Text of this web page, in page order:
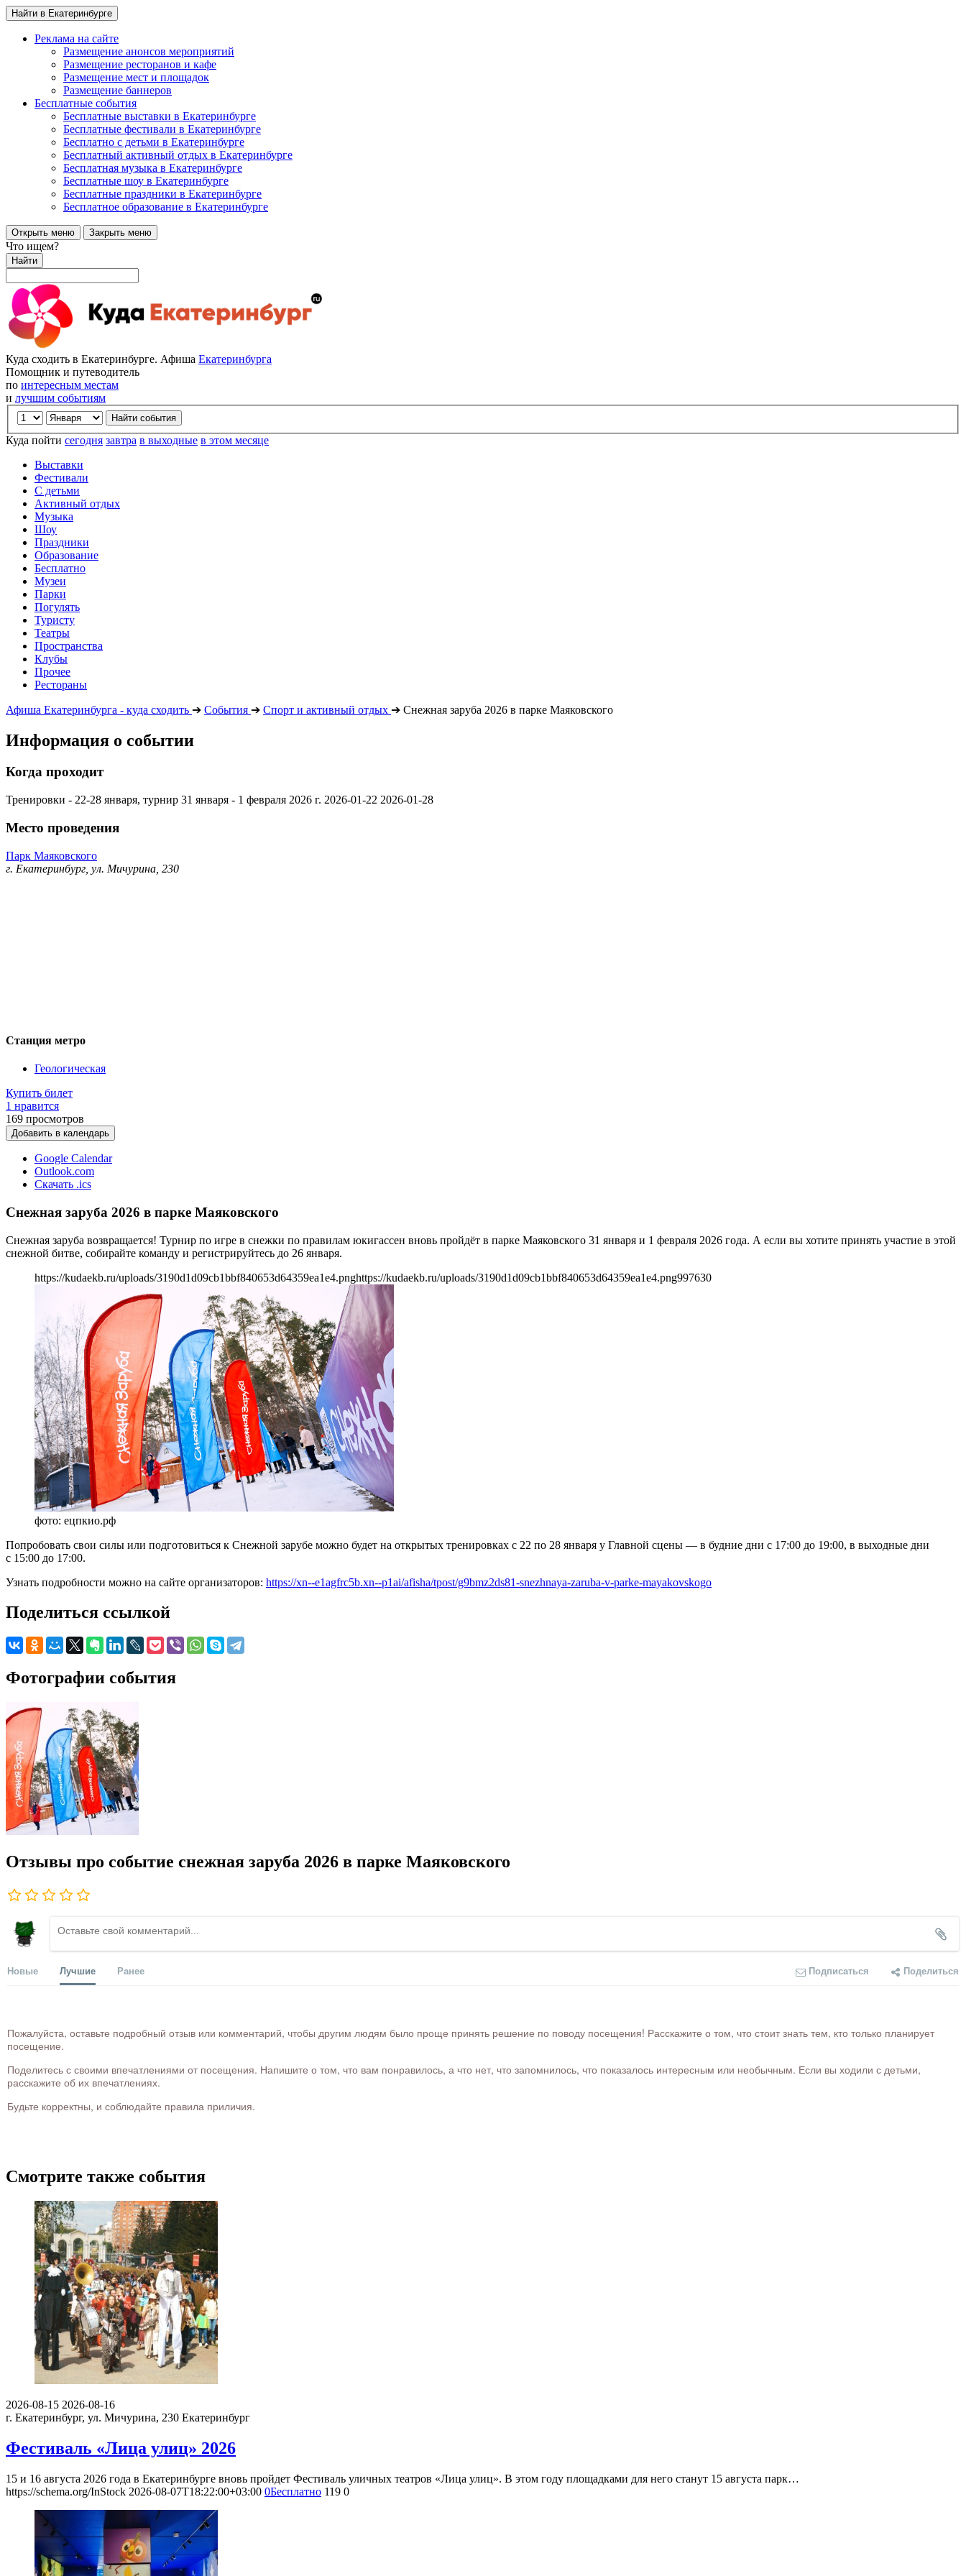
Найти в Екатеринбурге
Реклама на сайте
Размещение анонсов мероприятий
Размещение ресторанов и кафе
Размещение мест и площадок
Размещение баннеров
Бесплатные события
Бесплатные выставки в Екатеринбурге
Бесплатные фестивали в Екатеринбурге
Бесплатно с детьми в Екатеринбурге
Бесплатный активный отдых в Екатеринбурге
Бесплатная музыка в Екатеринбурге
Бесплатные шоу в Екатеринбурге
Бесплатные праздники в Екатеринбурге
Бесплатное образование в Екатеринбурге
Открыть меню Закрыть меню
Что ищем?
Найти
Куда сходить в Екатеринбурге. Афиша Екатеринбурга
Помощник и путеводитель
по интересным местам
и лучшим событиям
Куда пойти сегодня завтра в выходные в этом месяце
Выставки
Фестивали
С детьми
Активный отдых
Музыка
Шоу
Праздники
Образование
Бесплатно
Музеи
Парки
Погулять
Туристу
Театры
Пространства
Клубы
Прочее
Рестораны
Афиша Екатеринбурга - куда сходить ➔ События ➔ Спорт и активный отдых ➔ Снежная заруба 2026 в парке Маяковского
Информация о событии
Когда проходит
Тренировки - 22-28 января, турнир 31 января - 1 февраля 2026 г. 2026-01-22 2026-01-28
Место проведения
Парк Маяковского
г. Екатеринбург, ул. Мичурина, 230
Станция метро
Геологическая
Купить билет
1 нравится
169 просмотров
Добавить в календарь
Google Calendar
Outlook.com
Скачать .ics
Снежная заруба 2026 в парке Маяковского
Снежная заруба возвращается! Турнир по игре в снежки по правилам юкигассен вновь пройдёт в парке Маяковского 31 января и 1 февраля 2026 года. А если вы хотите принять участие в этой
снежной битве, собирайте команду и регистрируйтесь до 26 января.
https://kudaekb.ru/uploads/3190d1d09cb1bbf840653d64359ea1e4.pnghttps://kudaekb.ru/uploads/3190d1d09cb1bbf840653d64359ea1e4.png997630
фото: ецпкио.рф
Попробовать свои силы или подготовиться к Снежной зарубе можно будет на открытых тренировках с 22 по 28 января у Главной сцены — в будние дни с 17:00 до 19:00, в выходные дни
с 15:00 до 17:00.
Узнать подробности можно на сайте организаторов: https://xn--e1agfrc5b.xn--p1ai/afisha/tpost/g9bmz2ds81-snezhnaya-zaruba-v-parke-mayakovskogo
Поделиться ссылкой
Фотографии события
Отзывы про событие снежная заруба 2026 в парке Маяковского
Новые Лучшие Ранее Подписаться Поделиться
Пожалуйста, оставьте подробный отзыв или комментарий, чтобы другим людям было проще принять решение по поводу посещения! Расскажите о том, что стоит знать тем, кто только планирует
посещение.
Поделитесь с своими впечатлениями от посещения. Напишите о том, что вам понравилось, а что нет, что запомнилось, что показалось интересным или необычным. Если вы ходили с детьми,
расскажите об их впечатлениях.
Будьте корректны, и соблюдайте правила приличия.
Смотрите также события
2026-08-15 2026-08-16
г. Екатеринбург, ул. Мичурина, 230 Екатеринбург
Фестиваль «Лица улиц» 2026
15 и 16 августа 2026 года в Екатеринбурге вновь пройдет Фестиваль уличных театров «Лица улиц». В этом году площадками для него станут 15 августа парк…
https://schema.org/InStock 2026-08-07T18:22:00+03:00 0Бесплатно 119 0